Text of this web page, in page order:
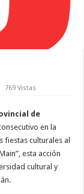
769 Vistas
de
en la
fiestas culturales al
esta acción
cultural y